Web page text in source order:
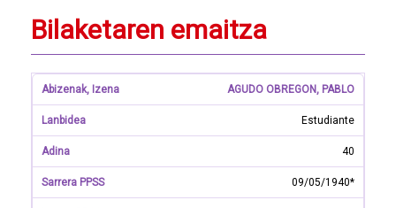
Bilaketaren emaitza
AGUDO OBREGON, PABLO
Estudiante
40
09/05/1940*